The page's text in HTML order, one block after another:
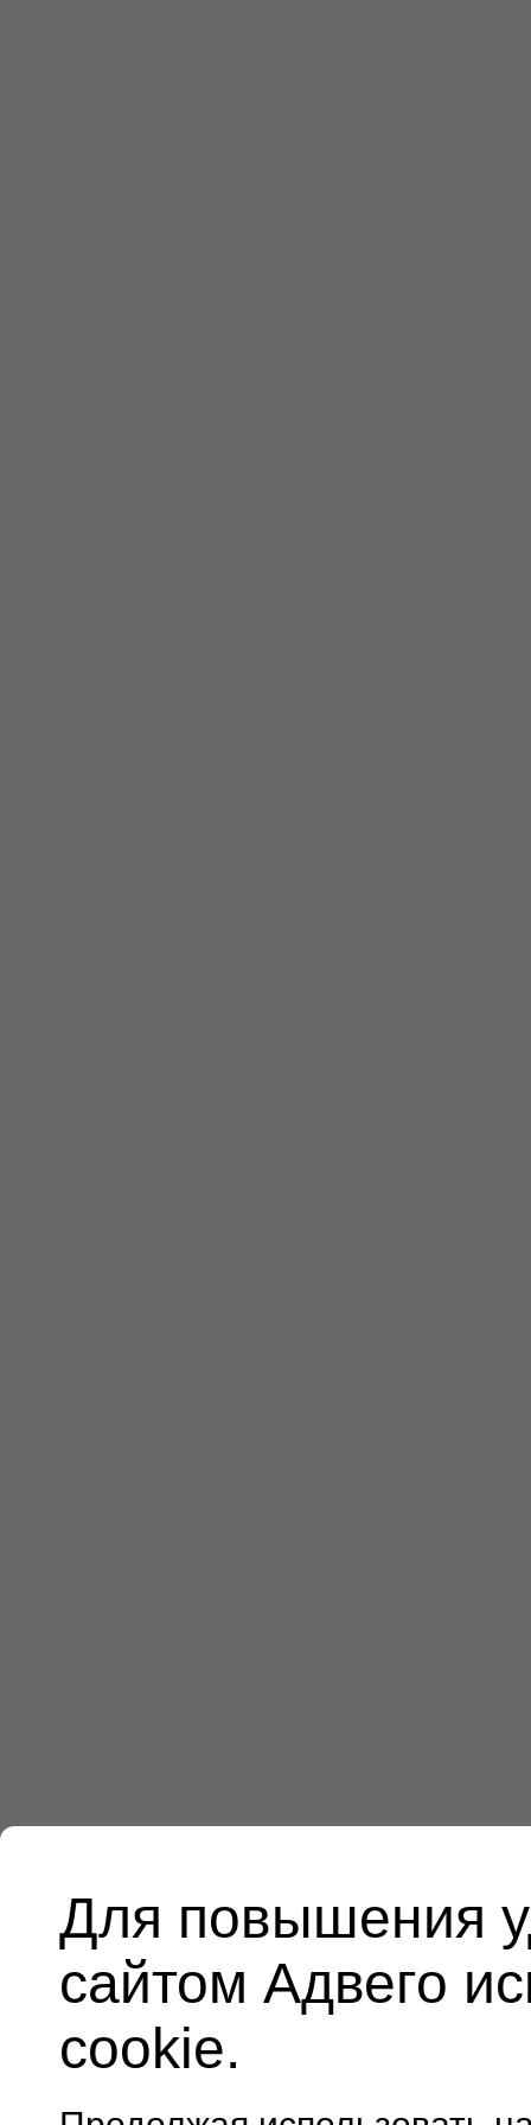
Для повышения
сайтом Адвего
cookie.